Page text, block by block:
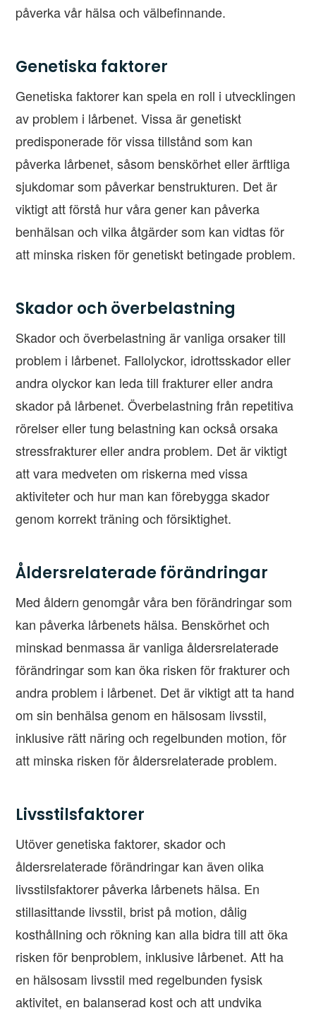
påverka vår hälsa och välbefinnande.
Genetiska faktorer
Genetiska faktorer kan spela en roll i utvecklingen
av problem i lårbenet. Vissa är genetiskt
predisponerade för vissa tillstånd som kan
påverka lårbenet, såsom benskörhet eller ärftliga
sjukdomar som påverkar benstrukturen. Det är
viktigt att förstå hur våra gener kan påverka
benhälsan och vilka åtgärder som kan vidtas för
att minska risken för genetiskt betingade problem.
Skador och överbelastning
Skador och överbelastning är vanliga orsaker till
problem i lårbenet. Fallolyckor, idrottsskador eller
andra olyckor kan leda till frakturer eller andra
skador på lårbenet. Överbelastning från repetitiva
rörelser eller tung belastning kan också orsaka
stressfrakturer eller andra problem. Det är viktigt
att vara medveten om riskerna med vissa
aktiviteter och hur man kan förebygga skador
genom korrekt träning och försiktighet.
Åldersrelaterade förändringar
Med åldern genomgår våra ben förändringar som
kan påverka lårbenets hälsa. Benskörhet och
minskad benmassa är vanliga åldersrelaterade
förändringar som kan öka risken för frakturer och
andra problem i lårbenet. Det är viktigt att ta hand
om sin benhälsa genom en hälsosam livsstil,
inklusive rätt näring och regelbunden motion, för
att minska risken för åldersrelaterade problem.
Livsstilsfaktorer
Utöver genetiska faktorer, skador och
åldersrelaterade förändringar kan även olika
livsstilsfaktorer påverka lårbenets hälsa. En
stillasittande livsstil, brist på motion, dålig
kosthållning och rökning kan alla bidra till att öka
risken för benproblem, inklusive lårbenet. Att ha
en hälsosam livsstil med regelbunden fysisk
aktivitet, en balanserad kost och att undvika